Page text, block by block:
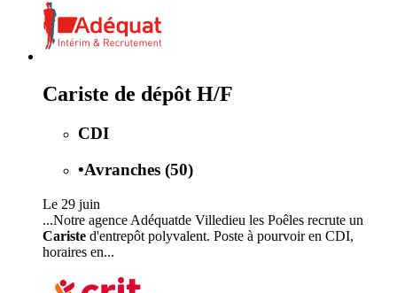
Cariste de dépôt H/F
CDI
•Avranches (50)
Le 29 juin
...Notre agence Adéquatde Villedieu les Poêles recrute un
Cariste d'entrepôt polyvalent. Poste à pourvoir en CDI,
horaires en...